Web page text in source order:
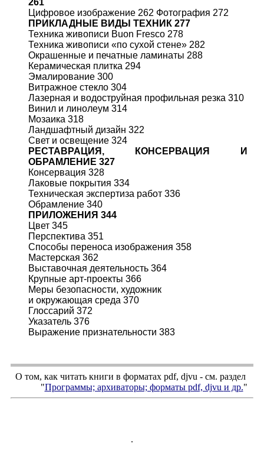
261
Цифровое изображение 262 Фотография 272
ПРИКЛАДНЫЕ ВИДЫ ТЕХНИК 277
Техника живописи Buon Fresco 278
Техника живописи «по сухой стене» 282
Окрашенные и печатные ламинаты 288
Керамическая плитка 294
Эмалирование 300
Витражное стекло 304
Лазерная и водоструйная профильная резка 310
Винил и линолеум 314
Мозаика 318
Ландшафтный дизайн 322
Свет и освещение 324
РЕСТАВРАЦИЯ, КОНСЕРВАЦИЯ И
ОБРАМЛЕНИЕ 327
Консервация 328
Лаковые покрытия 334
Техническая экспертиза работ 336
Обрамление 340
ПРИЛОЖЕНИЯ 344
Цвет 345
Перспектива 351
Способы переноса изображения 358
Мастерская 362
Выставочная деятельность 364
Крупные арт-проекты 366
Меры безопасности, художник
и окружающая среда 370
Глоссарий 372
Указатель 376
Выражение признательности 383
О том, как читать книги в форматах pdf, djvu - см. раздел
"Программы; архиваторы; форматы pdf, djvu и др."
.